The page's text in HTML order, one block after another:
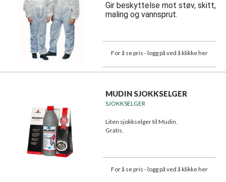
Gir beskyttelse mot støv, skitt,
maling og vannsprut.
For å se pris - logg på ved å klikke her
MUDIN SJOKKSELGER
SJOKKSELGER
Liten sjokkselger til Mudin.
Gratis.
For å se pris - logg på ved å klikke her